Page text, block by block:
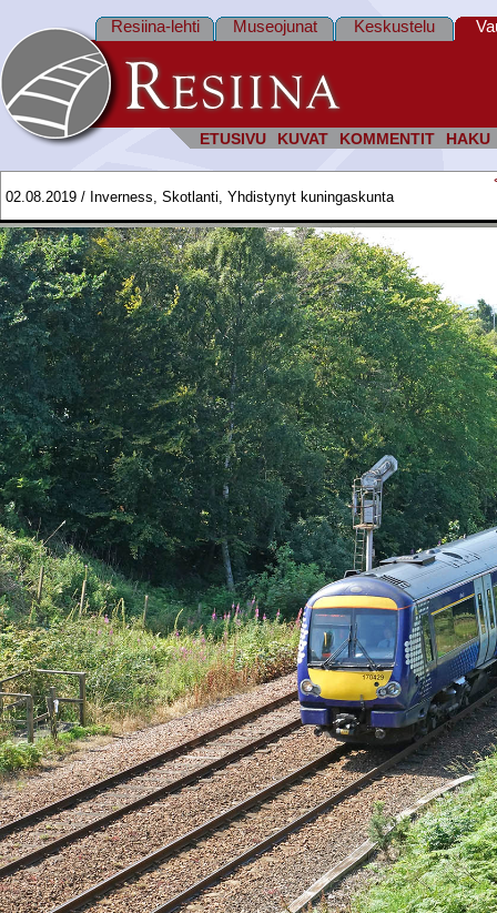
ETUSIVU KUVAT KOMMENTIT HAKU
Resiina-lehti Museojunat Keskustelu
02.08.2019 / Inverness, Skotlanti, Yhdistynyt kuningaskunta